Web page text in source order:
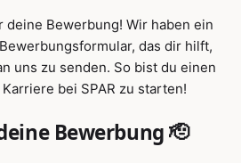
deine Bewerbung! Wir haben ein
das dir hilft,
uns zu senden. So bist du einen
bei SPAR zu starten!
Bewerbung 🫡